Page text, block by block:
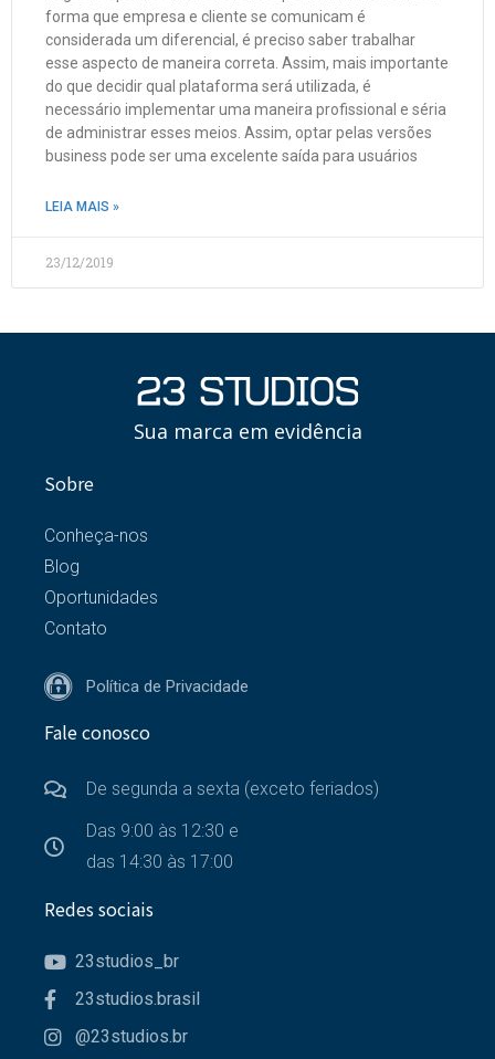
forma que empresa e cliente se comunicam é
considerada um diferencial, é preciso saber trabalhar
esse aspecto de maneira correta. Assim, mais importante
do que decidir qual plataforma será utilizada, é
necessário implementar uma maneira profissional e séria
de administrar esses meios. Assim, optar pelas versões
business pode ser uma excelente saída para usuários
LEIA MAIS »
23/12/2019
Sua marca em evidência
Sobre
Conheça-nos
Blog
Oportunidades
Contato
Política de Privacidade
Fale conosco
De segunda a sexta (exceto feriados)
Das 9:00 às 12:30 e
das 14:30 às 17:00
Redes sociais
23studios_br
23studios.brasil
@23studios.br